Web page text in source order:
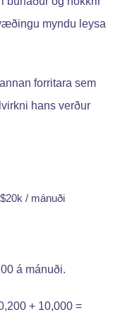
myndu leysa
forritara sem
hans verður
/ mánuði
á mánuði.
+ 10,000 =